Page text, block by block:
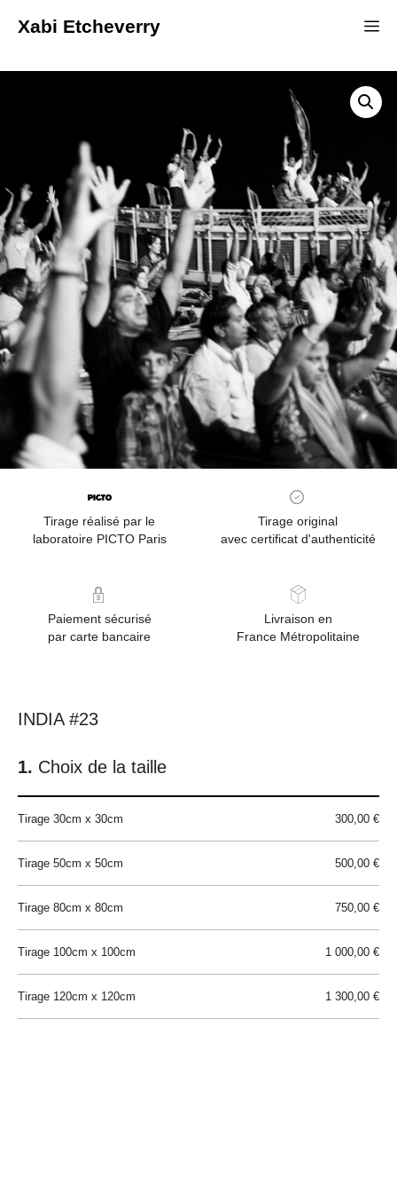
Xabi Etcheverry
Tirage réalisé par le
laboratoire PICTO Paris
Tirage original
avec certificat d'authenticité
Paiement sécurisé
par carte bancaire
Livraison en
France Métropolitaine
INDIA #23
Choix de la taille
Tirage 30cm x 30cm 300,00 €
Tirage 50cm x 50cm 500,00 €
Tirage 80cm x 80cm 750,00 €
Tirage 100cm x 100cm 1 000,00 €
Tirage 120cm x 120cm 1 300,00 €